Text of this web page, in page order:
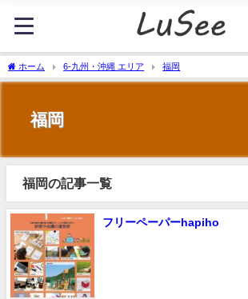
ホーム 6-九州・沖縄 エリア 福岡
福岡
福岡の記事一覧
フリーペーパーhapiho